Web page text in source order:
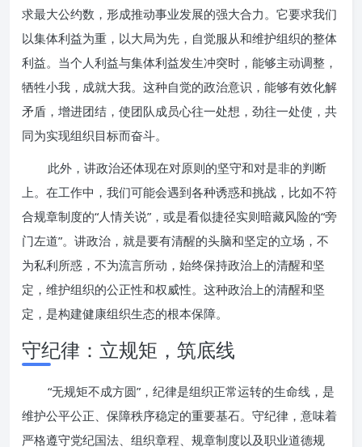
求最大公约数，形成推动事业发展的强大合力。它要求我们
以集体利益为重，以大局为先，自觉服从和维护组织的整体
利益。当个人利益与集体利益发生冲突时，能够主动调整，
牺牲小我，成就大我。这种自觉的政治意识，能够有效化解
矛盾，增进团结，使团队成员心往一处想，劲往一处使，共
同为实现组织目标而奋斗。
此外，讲政治还体现在对原则的坚守和对是非的判断
上。在工作中，我们可能会遇到各种诱惑和挑战，比如不符
合规章制度的“人情关说”，或是看似捷径实则暗藏风险的“旁
门左道”。讲政治，就是要有清醒的头脑和坚定的立场，不
为私利所惑，不为流言所动，始终保持政治上的清醒和坚
定，维护组织的公正性和权威性。这种政治上的清醒和坚
定，是构建健康组织生态的根本保障。
守纪律：立规矩，筑底线
“无规矩不成方圆”，纪律是组织正常运转的生命线，是
维护公平公正、保障秩序稳定的重要基石。守纪律，意味着
严格遵守党纪国法、组织章程、规章制度以及职业道德规